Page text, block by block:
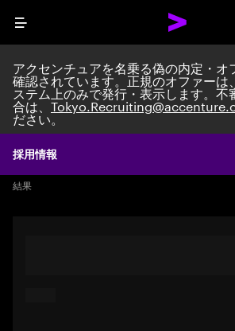
Menu
採用情報
アクセンチュアを名乗る偽の内定・オ
確認されています。正規のオファーは
ステム上のみで発行・表示します。
合は、
ださい。
Search jobs
検索のヒント
希望の仕事を表すフレーズや文章を使って
い。キーワードを引用符で囲むことで、完全
文字数制限に達しました
検索結果を見るにはEnterキーを押してくだ
結果